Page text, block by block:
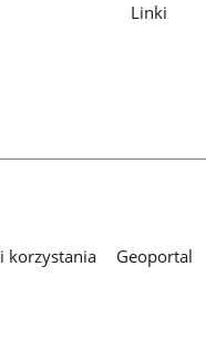
Linki
korzystania
Geoportal